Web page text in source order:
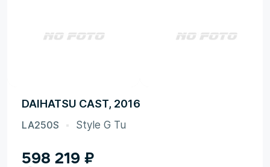
DAIHATSU CAST, 2016
LA250S Style G Tu
598 219 ₽